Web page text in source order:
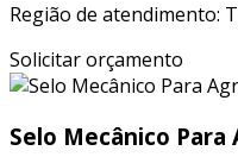
Região de atendimento:
Solicitar orçamento
Selo Mecânico